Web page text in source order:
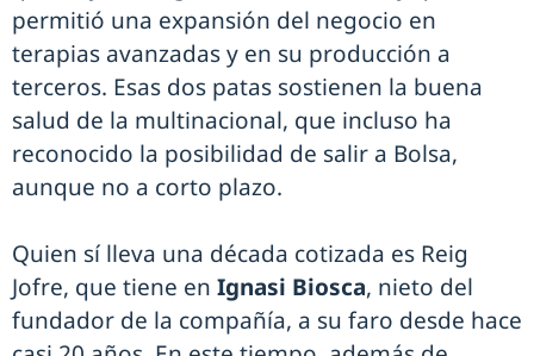
permitió una expansión del negocio en
terapias avanzadas y en su producción a
terceros. Esas dos patas sostienen la buena
salud de la multinacional, que incluso ha
reconocido la posibilidad de salir a Bolsa,
aunque no a corto plazo.
Quien sí lleva una década cotizada es Reig
Jofre, que tiene en Ignasi Biosca, nieto del
fundador de la compañía, a su faro desde hace